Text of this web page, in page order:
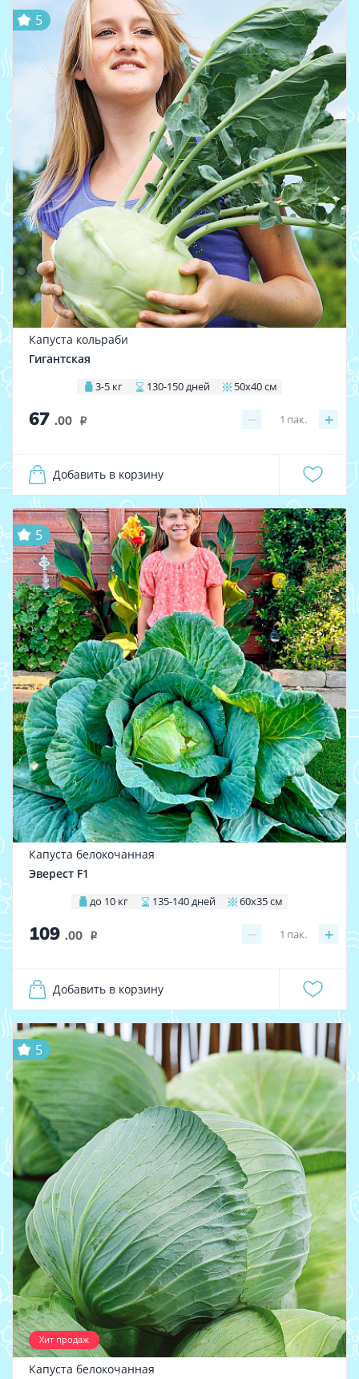
5
Капуста кольраби
Гигантская
3-5 кг 130-150 дней 50х40 см
67 .00 i − +
1 пак.
Добавить в корзину
5
Капуста белокочанная
Эверест F1
до 10 кг 135-140 дней 60х35 см
109 .00 i − +
1 пак.
Добавить в корзину
Хит продаж
5
Капуста белокочанная